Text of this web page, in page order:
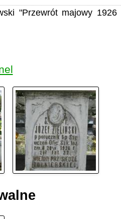
"Przewrót majowy